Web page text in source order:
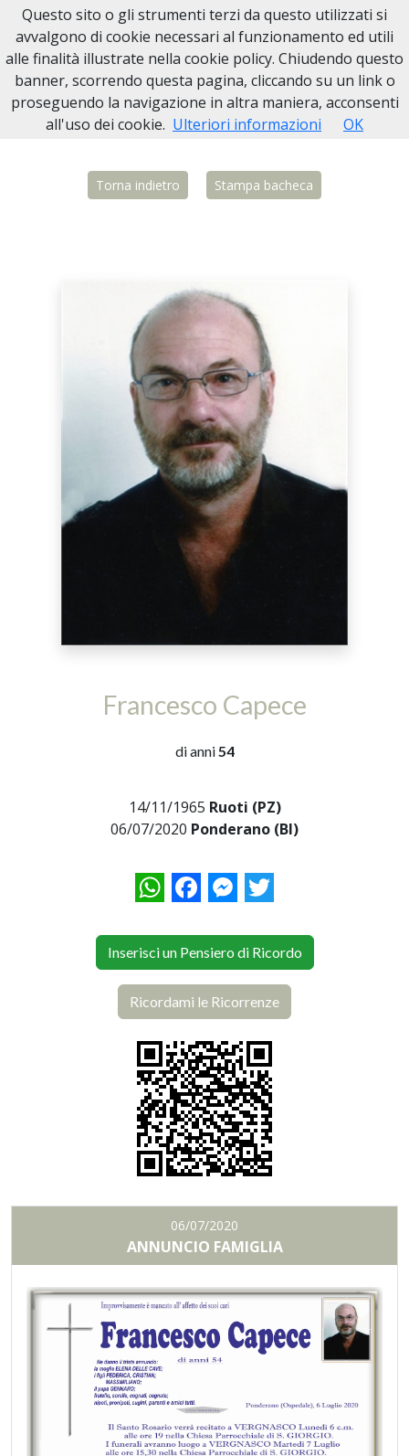
Necrologi Biella
Home Italia BI Cerrione Francesco Capece
Torna indietro Stampa bacheca
Francesco Capece
di anni54
14/11/1965 Ruoti (PZ)
06/07/2020 Ponderano (BI)
WhatsAppFacebookMessenger
Twitter
Inserisci un Pensiero di Ricordo
Ricordami le Ricorrenze
06/07/2020
ANNUNCIO FAMIGLIA
Questo sito o gli strumenti terzi da questo utilizzati si
avvalgono di cookie necessari al funzionamento ed utili
alle finalità illustrate nella cookie policy. Chiudendo questo
banner, scorrendo questa pagina, cliccando su un link o
proseguendo la navigazione in altra maniera, acconsenti
all'uso dei cookie. Ulteriori informazioni OK